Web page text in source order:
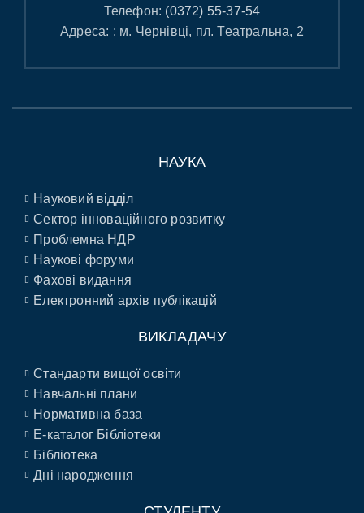
Телефон: (0372) 55-37-54
Адреса: : м. Чернівці, пл. Театральна, 2
НАУКА
Науковий відділ
Сектор інноваційного розвитку
Проблемна НДР
Наукові форуми
Фахові видання
Електронний архів публікацій
ВИКЛАДАЧУ
Стандарти вищої освіти
Навчальні плани
Нормативна база
E-каталог Бібліотеки
Бібліотека
Дні народження